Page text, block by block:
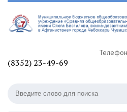
(8352) 23-49-69